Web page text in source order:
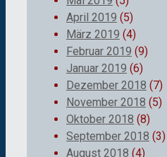
April 2019 (5)
März 2019 (4)
Februar 2019 (9)
Januar 2019 (6)
Dezember 2018 (7)
November 2018 (5)
Oktober 2018 (8)
September 2018 (3)
August 2018 (4)